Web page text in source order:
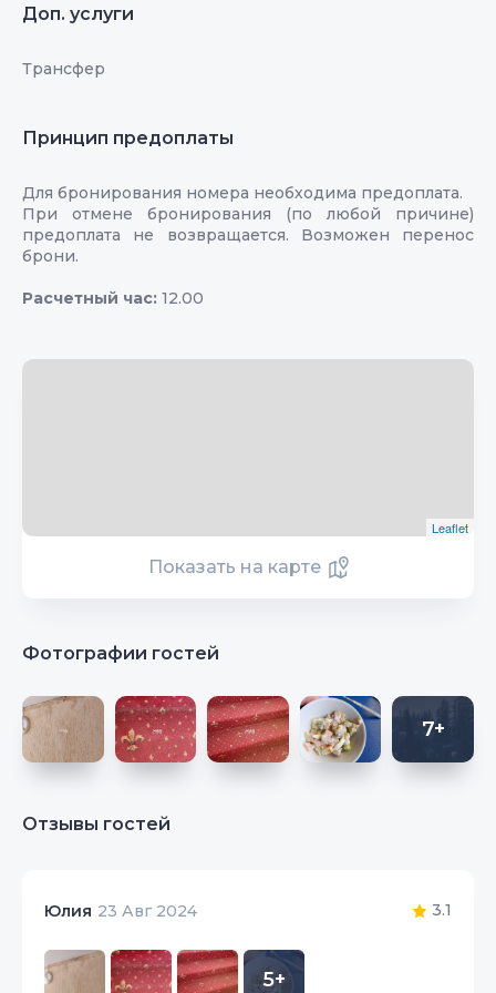
Доп. услуги
Трансфер
Принцип предоплаты
Для бронирования номера необходима предоплата.
При отмене бронирования (по любой причине)
предоплата не возвращается. Возможен перенос
брони.
Расчетный час: 12.00
Leaflet
Показать на карте
Фотографии гостей
7+
Отзывы гостей
Юлия 23 Авг 2024 3.1
5+